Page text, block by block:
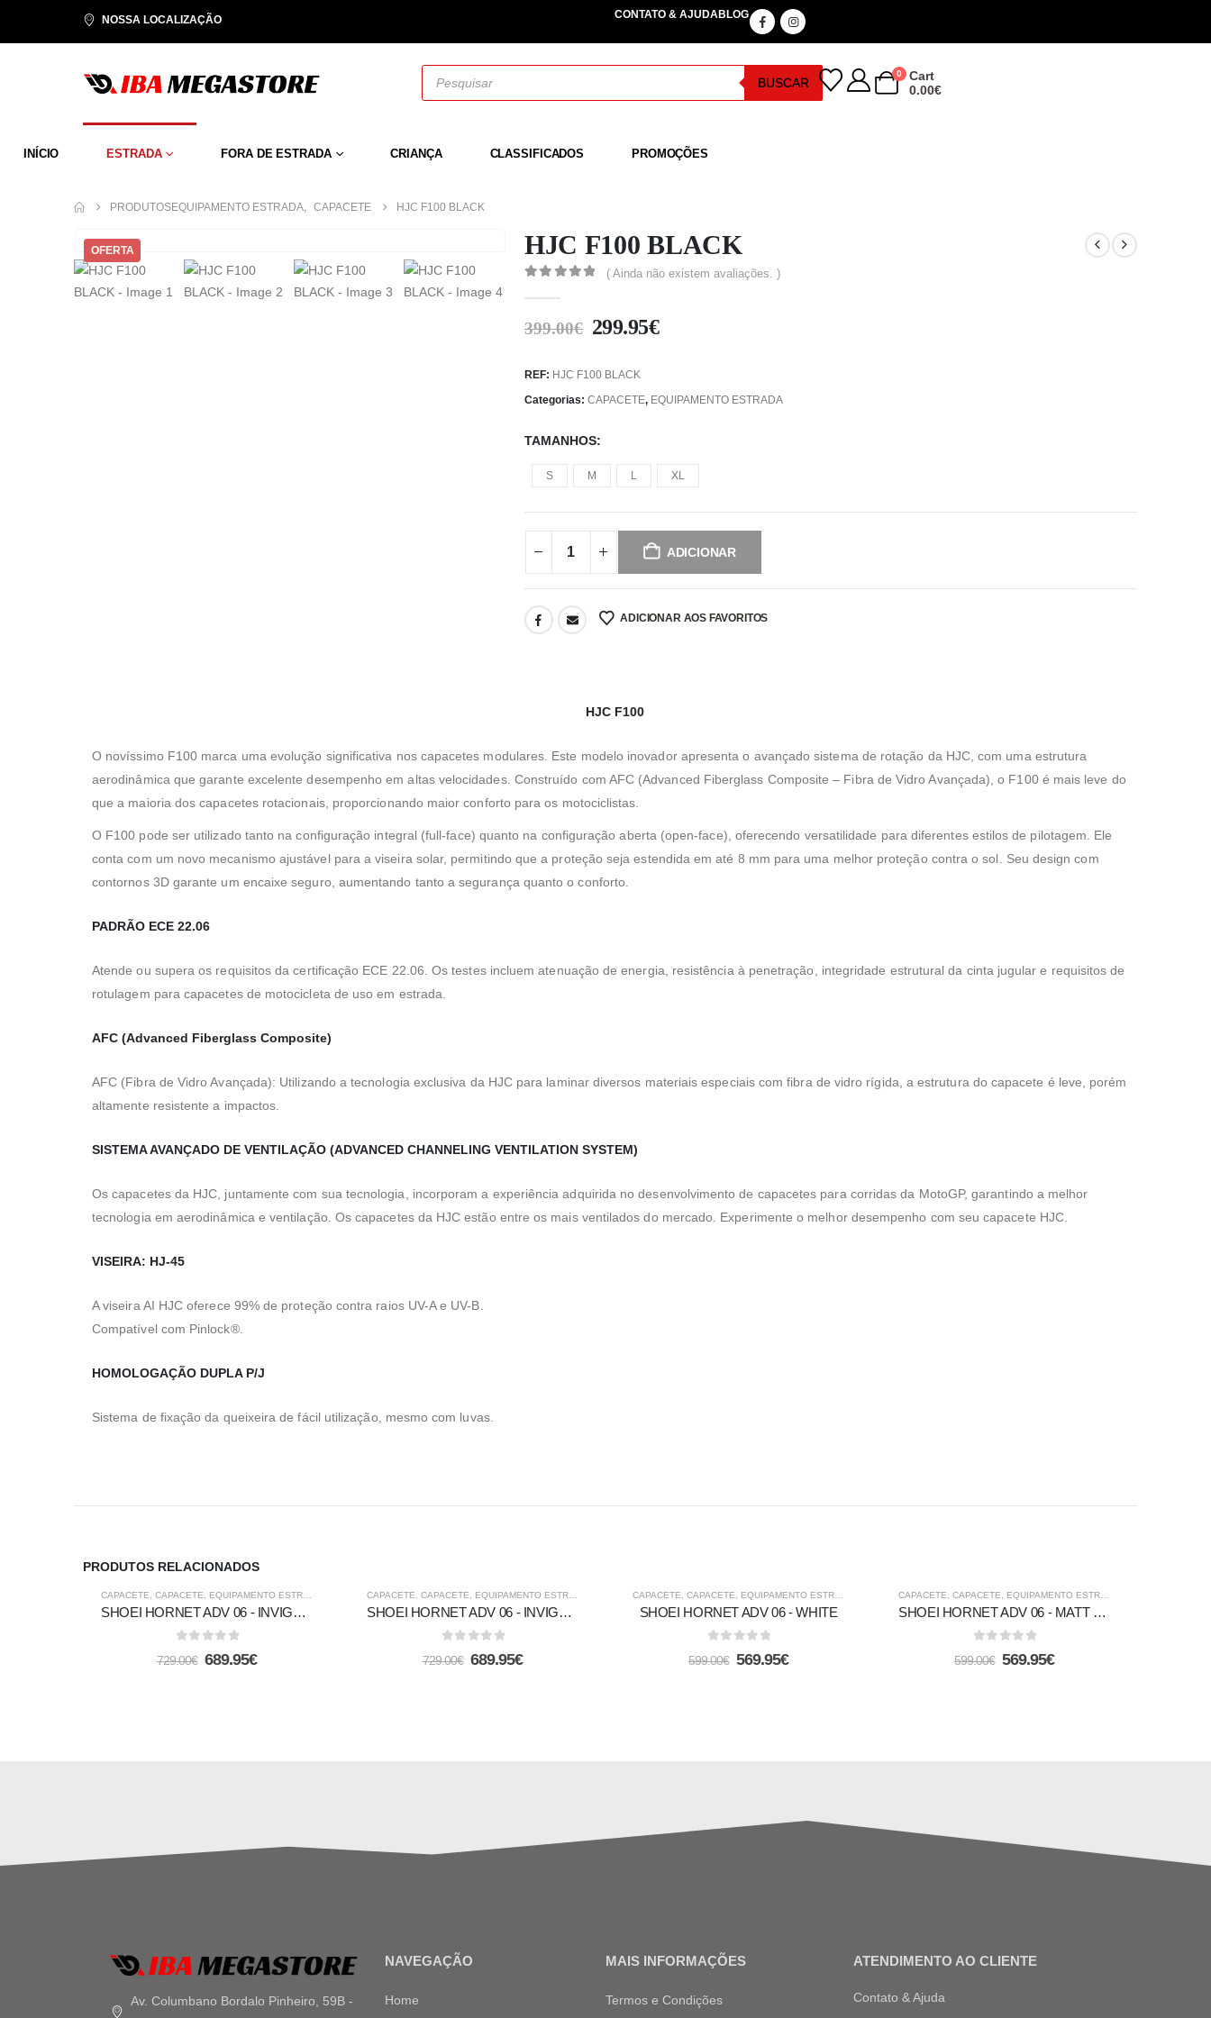
NOSSA LOCALIZAÇÃO CONTATO & AJUDABLOG
BUSCAR
0
Cart
0.00€
INÍCIO ESTRADA FORA DE ESTRADA CRIANÇA CLASSIFICADOS PROMOÇÕES
PRODUTOSEQUIPAMENTO ESTRADA, CAPACETE HJC F100 BLACK
OFERTA HJC F100 BLACK
( Ainda não existem avaliações. )
399.00€ 299.95€
REF: HJC F100 BLACK
Categorias: CAPACETE, EQUIPAMENTO ESTRADA
TAMANHOS
S M L XL
ADICIONAR
ADICIONAR AOS FAVORITOS
HJC F100
O novíssimo F100 marca uma evolução significativa nos capacetes modulares. Este modelo inovador apresenta o avançado sistema de rotação da HJC, com uma estrutura
aerodinâmica que garante excelente desempenho em altas velocidades. Construído com AFC (Advanced Fiberglass Composite – Fibra de Vidro Avançada), o F100 é mais leve do
que a maioria dos capacetes rotacionais, proporcionando maior conforto para os motociclistas.
O F100 pode ser utilizado tanto na configuração integral (full-face) quanto na configuração aberta (open-face), oferecendo versatilidade para diferentes estilos de pilotagem. Ele
conta com um novo mecanismo ajustável para a viseira solar, permitindo que a proteção seja estendida em até 8 mm para uma melhor proteção contra o sol. Seu design com
contornos 3D garante um encaixe seguro, aumentando tanto a segurança quanto o conforto.
PADRÃO ECE 22.06
Atende ou supera os requisitos da certificação ECE 22.06. Os testes incluem atenuação de energia, resistência à penetração, integridade estrutural da cinta jugular e requisitos de
rotulagem para capacetes de motocicleta de uso em estrada.
AFC (Advanced Fiberglass Composite)
AFC (Fibra de Vidro Avançada): Utilizando a tecnologia exclusiva da HJC para laminar diversos materiais especiais com fibra de vidro rígida, a estrutura do capacete é leve, porém
altamente resistente a impactos.
SISTEMA AVANÇADO DE VENTILAÇÃO (ADVANCED CHANNELING VENTILATION SYSTEM)
Os capacetes da HJC, juntamente com sua tecnologia, incorporam a experiência adquirida no desenvolvimento de capacetes para corridas da MotoGP, garantindo a melhor
tecnologia em aerodinâmica e ventilação. Os capacetes da HJC estão entre os mais ventilados do mercado. Experimente o melhor desempenho com seu capacete HJC.
VISEIRA: HJ-45
A viseira AI HJC oferece 99% de proteção contra raios UV-A e UV-B.
Compatível com Pinlock®.
HOMOLOGAÇÃO DUPLA P/J
Sistema de fixação da queixeira de fácil utilização, mesmo com luvas.
PRODUTOS RELACIONADOS
CAPACETE CAPACETE EQUIPAMENTO ESTRADA FORA DE ESTRADA
SHOEI HORNET ADV 06 - INVIGORATE TC-4
729.00€ 689.95€
CAPACETE CAPACETE EQUIPAMENTO ESTRADA FORA DE ESTRADA
SHOEI HORNET ADV 06 - INVIGORATE TC-10
729.00€ 689.95€
CAPACETE CAPACETE EQUIPAMENTO ESTRADA FORA DE ESTRADA
SHOEI HORNET ADV 06 - WHITE
599.00€ 569.95€
CAPACETE CAPACETE EQUIPAMENTO ESTRADA
SHOEI HORNET ADV 06 - MATT DEEP GREY
599.00€ 569.95€
Av. Columbano Bordalo Pinheiro, 59B -
NAVEGAÇÃO
Home
MAIS INFORMAÇÕES
Termos e Condições
ATENDIMENTO AO CLIENTE
Contato & Ajuda